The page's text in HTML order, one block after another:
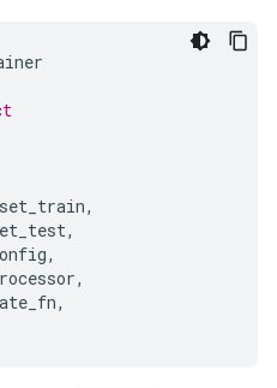
,
,
,
,
,